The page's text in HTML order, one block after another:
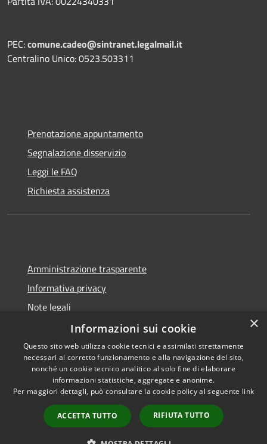
PEC:comune.cadeo@sintranet.legalmail.it
Centralino Unico: 0523.503311
Prenotazione appuntamento
Segnalazione disservizio
Leggi le FAQ
Richiesta assistenza
Amministrazione trasparente
Informativa privacy
Note legali
Dichiarazione di accessibilità
RSS
Accessibilità
Copyright © 2026 • Comune di
Cadeo • Powered by
Municipium•
Accesso
redazione
×
Informazioni sui cookie
Questo sito web utilizza cookie tecnici e assimilati strettamente
necessari al corretto funzionamento e alla navigazione del sito,
nonché un cookie tecnico analitico al solo fine di elaborare
informazioni statistiche, aggregate e anonime.
Per maggiori dettagli, può consultare la cookie policy al seguente link
ACCETTA TUTTO RIFIUTA TUTTO